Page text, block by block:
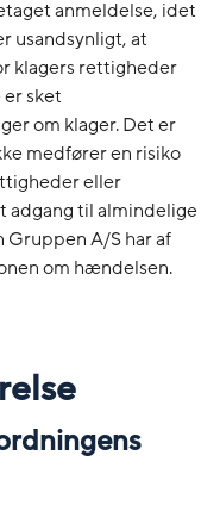
anmeldelse, idet
usandsynligt, at
klagers rettigheder
sket
om klager. Det er
medfører en risiko
eller
adgang til almindelige
Gruppen A/S har af
om hændelsen.